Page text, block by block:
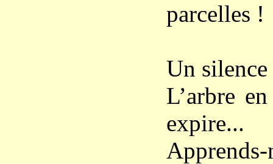
parcelles !
Un
L’arbre
expire...